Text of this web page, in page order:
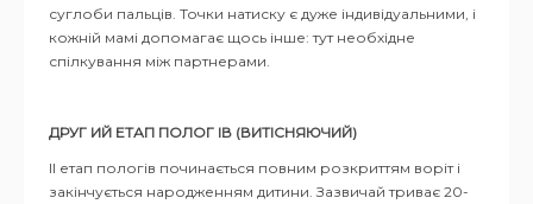
суглоби пальців. Точки натиску є дуже індивідуальними, і
кожній мамі допомагає щось інше: тут необхідне
спілкування між партнерами.
ДРУГ ИЙ ЕТАП ПОЛОГ ІВ (ВИТІСНЯЮЧИЙ)
ІІ етап пологів починається повним розкриттям воріт і
закінчується народженням дитини. Зазвичай триває 20-